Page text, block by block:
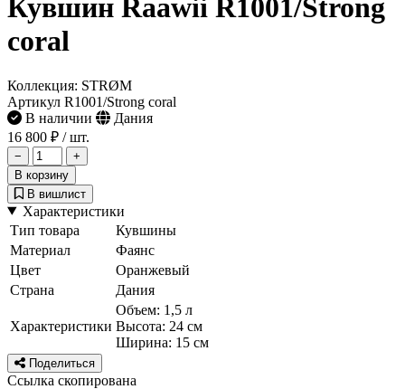
Кувшин Raawii R1001/Strong
coral
Коллекция: STRØM
Артикул R1001/Strong coral
В наличии
Дания
16 800 ₽ / шт.
−
+
В корзину
В вишлист
Характеристики
Тип товара
Кувшины
Материал
Фаянс
Цвет
Оранжевый
Страна
Дания
Характеристики
Объем: 1,5 л
Высота: 24 см
Ширина: 15 см
Поделиться
Ссылка скопирована